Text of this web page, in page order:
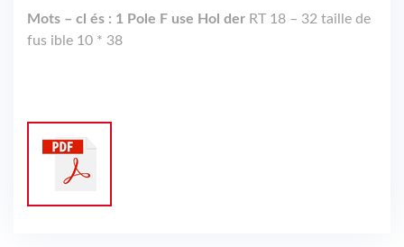
Mots – cl és : 1 Pole F use Hol der RT 18 – 32 taille de
fus ible 10 * 38